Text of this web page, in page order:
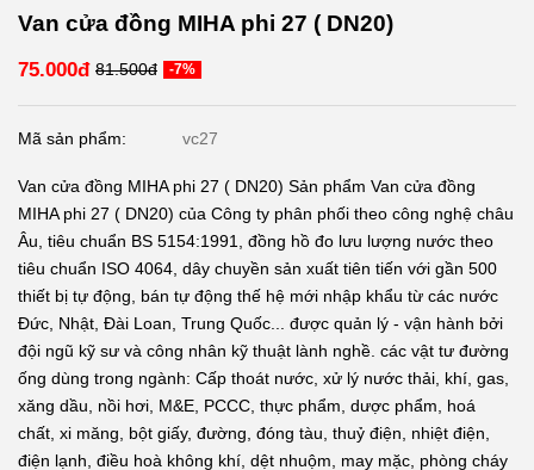
Van cửa đồng MIHA phi 27 ( DN20)
75.000đ 81.500đ -7%
Mã sản phẩm: vc27
Van cửa đồng MIHA phi 27 ( DN20) Sản phẩm Van cửa đồng
MIHA phi 27 ( DN20) của Công ty phân phối theo công nghệ châu
Âu, tiêu chuẩn BS 5154:1991, đồng hồ đo lưu lượng nước theo
tiêu chuẩn ISO 4064, dây chuyền sản xuất tiên tiến với gần 500
thiết bị tự động, bán tự động thế hệ mới nhập khẩu từ các nước
Đức, Nhật, Đài Loan, Trung Quốc... được quản lý - vận hành bởi
đội ngũ kỹ sư và công nhân kỹ thuật lành nghề. các vật tư đường
ống dùng trong ngành: Cấp thoát nước, xử lý nước thải, khí, gas,
xăng dầu, nồi hơi, M&E, PCCC, thực phẩm, dược phẩm, hoá
chất, xi măng, bột giấy, đường, đóng tàu, thuỷ điện, nhiệt điện,
điện lạnh, điều hoà không khí, dệt nhuộm, may mặc, phòng cháy